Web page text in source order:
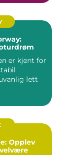
er kjent for
lett
Opplev